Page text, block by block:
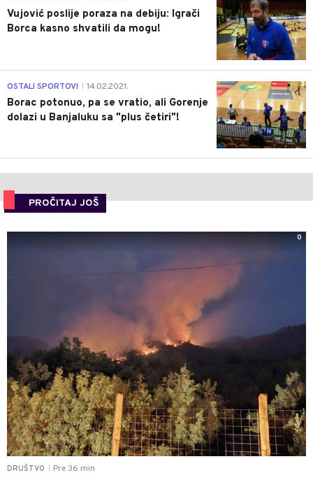
Vujović poslije poraza na debiju: Igrači
Borca kasno shvatili da mogu!
3
OSTALI SPORTOVI 14.02.2021.
Borac potonuo, pa se vratio, ali Gorenje
dolazi u Banjaluku sa "plus četiri"!
PROČITAJ JOŠ
DRUŠTVO Pre 36 min
0